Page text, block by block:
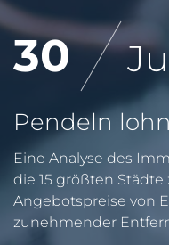
30
Eine Analyse des
die 15 größten Städte
Angebotspreise von
zunehmender